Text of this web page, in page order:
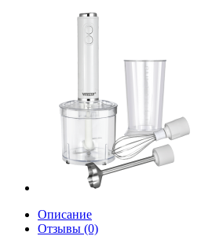
Описание
Отзывы (0)